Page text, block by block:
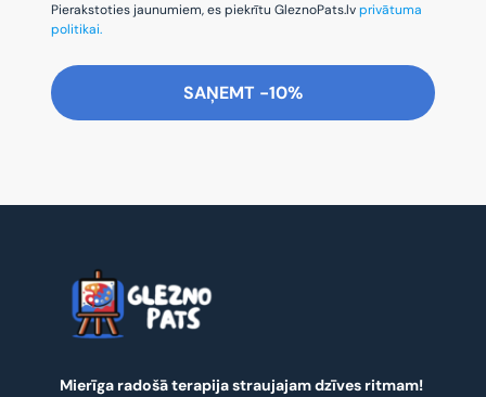
Pierakstoties jaunumiem, es piekrītu GleznoPats.lvprivātuma
politikai.
SAŅEMT -10%
Mierīga radošā terapija straujajam dzīves ritmam!